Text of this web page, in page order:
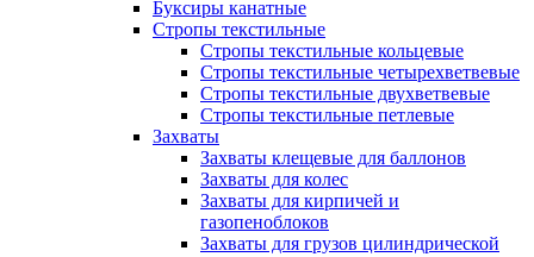
Буксиры канатные
Стропы текстильные
Стропы текстильные кольцевые
Стропы текстильные четырехветвевые
Стропы текстильные двухветвевые
Стропы текстильные петлевые
Захваты
Захваты клещевые для баллонов
Захваты для колес
Захваты для кирпичей и
газопеноблоков
Захваты для грузов цилиндрической